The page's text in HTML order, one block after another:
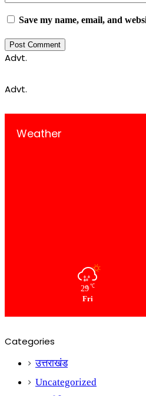
Save my name, email, and
Advt.
Advt.
Weather
29 ℃
Fri
Categories
उत्तराखंड
Uncategorized